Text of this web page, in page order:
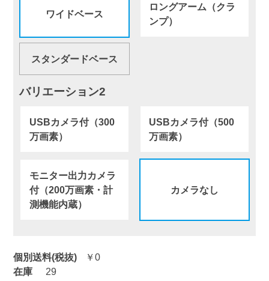
個別送料(税抜) ￥0
ワイドベース
ロングアーム（クラ
ンプ）
スタンダードベース
バリエーション2
USBカメラ付（300
万画素）
USBカメラ付（500
万画素）
モニター出力カメラ
付（200万画素・計
測機能内蔵）
カメラなし
在庫 29